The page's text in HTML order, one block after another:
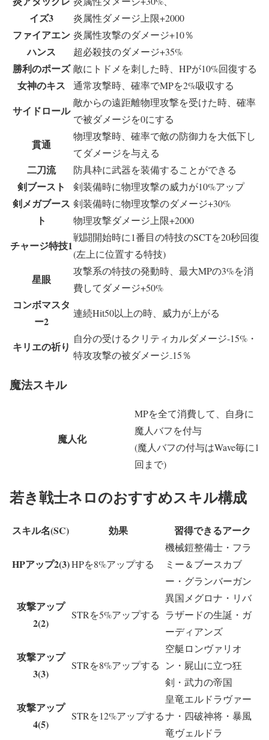
イズ3
炎属性ダメージ上限+2000
ファイアエン
ハンス
炎属性攻撃のダメージ+10％
超必殺技のダメージ+35%
勝利のポーズ 敵にトドメを刺した時、HPが10%回復する
女神のキス 通常攻撃時、確率でMPを2%吸収する
サイドロール
敵からの遠距離物理攻撃を受けた時、確率
で被ダメージを0にする
貫通
物理攻撃時、確率で敵の防御力を大低下し
てダメージを与える
二刀流 防具枠に武器を装備することができる
剣ブースト 剣装備時に物理攻撃の威力が10%アップ
剣メガブース
ト
剣装備時に物理攻撃のダメージ+30%
物理攻撃ダメージ上限+2000
チャージ特技1
戦闘開始時に1番目の特技のSCTを20秒回復
(左上に位置する特技)
星眼
攻撃系の特技の発動時、最大MPの3%を消
費してダメージ+50%
コンボマスタ
ー2
連続Hit50以上の時、威力が上がる
キリエの祈り
自分の受けるクリティカルダメージ-15%・
特攻攻撃の被ダメージ₋15％
魔法スキル
魔人化
MPを全て消費して、自身に
魔人バフを付与
(魔人バフの付与はWave毎に1
回まで)
若き戦士ネロのおすすめスキル構成
スキル名(SC) 効果 習得できるアーク
HPアップ2(3)HPを8%アップする
機械鎧整備士・フラ
ミー＆ブースカブ
ー・グランバーガン
攻撃アップ
2(2)
STRを5%アップする
異国メグロナ・リバ
ラザードの生誕・ガ
ーディアンズ
攻撃アップ
3(3)
STRを8%アップする
空艇ロンヴァリオ
ン・屍山に立つ狂
剣・武力の帝国
攻撃アップ
4(5)
STRを12%アップする
皇竜エルドラヴァー
ナ・四破神将・暴風
竜ヴェルドラ